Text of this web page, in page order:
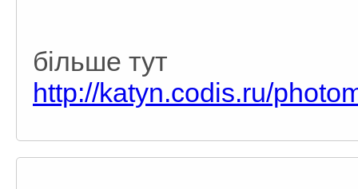
більше тут
http://katyn.codis.ru/